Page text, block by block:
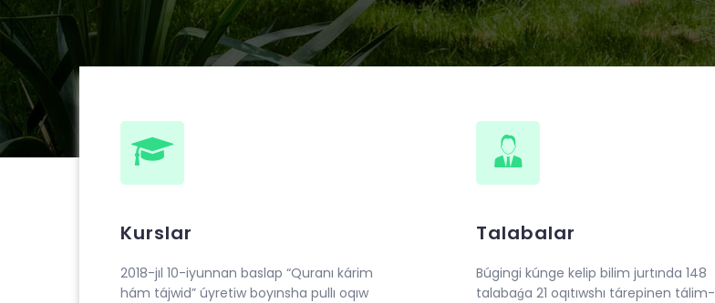
Kurslar
2018-jıl 10-iyunnan baslap “Quranı kárim
hám tájwid” úyretiw boyınsha pullı oqıw
Talabalar
Búgingi kúnge kelip bilim jurtında 148
talabaǵa 21 oqıtıwshı tárepinen tálim-